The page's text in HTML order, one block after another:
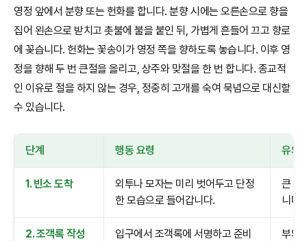
영정 앞에서 분향 또는 헌화를 합니다. 분향 시에는 오른손으로 향을
집어 왼손으로 받치고 촛불에 불을 붙인 뒤, 가볍게 흔들어 끄고 향로
에 꽂습니다. 헌화는 꽃송이가 영정 쪽을 향하도록 놓습니다. 이후 영
정을 향해 두 번 큰절을 올리고, 상주와 맞절을 한 번 합니다. 종교적
인 이유로 절을 하지 않는 경우, 정중히 고개를 숙여 묵념으로 대신할
수 있습니다.
단계 행동 요령 유의
1. 빈소 도착
외투나 모자는 미리 벗어두고 단정
한 모습으로 들어갑니다.
큰 소
니다.
2. 조객록 작성
입구에서 조객록에 서명하고 준비
부의